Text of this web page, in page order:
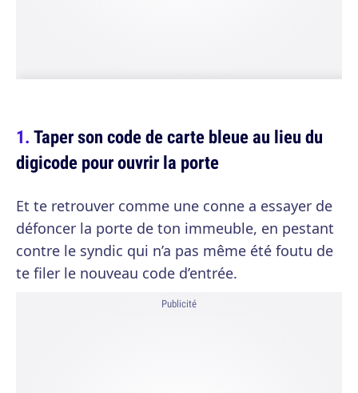
Taper son code de carte bleue au lieu du
digicode pour ouvrir la porte
Et te retrouver comme une conne a essayer de
défoncer la porte de ton immeuble, en pestant
contre le syndic qui n’a pas même été foutu de
te filer le nouveau code d’entrée.
Publicité